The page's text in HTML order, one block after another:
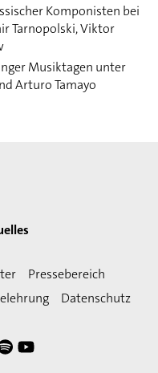
Komponisten bei
Tarnopolski, Viktor
Musiktagen unter
Arturo Tamayo
Pressebereich
Datenschutz